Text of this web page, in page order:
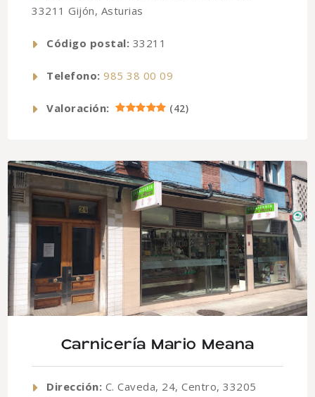
33211 Gijón, Asturias
Código postal: 33211
Telefono: 985 38 00 09
Valoración: (42)
Carnicería Mario Meana
Dirección: C. Caveda, 24, Centro, 33205